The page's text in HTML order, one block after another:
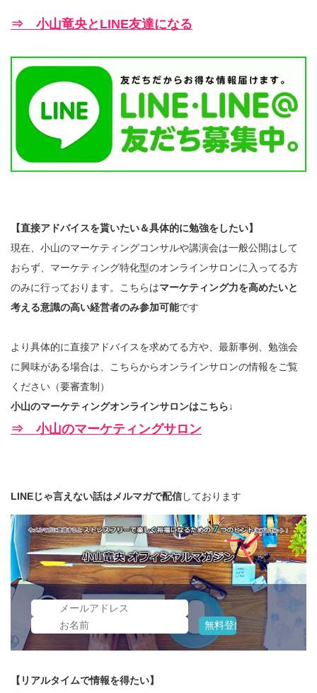
⇒ 小山竜央とLINE友達になる
【直接アドバイスを貰いたい＆具体的に勉強をしたい】
現在、小山のマーケティングコンサルや講演会は一般公開はして
おらず、マーケティング特化型のオンラインサロンに入ってる方
のみに行っております。こちらはマーケティング力を高めたいと
考える意識の高い経営者のみ参加可能です
より具体的に直接アドバイスを求めてる方や、最新事例、勉強会
に興味がある場合は、こちらからオンラインサロンの情報をご覧
ください（要審査制）
小山のマーケティングオンラインサロンはこちら↓
⇒ 小山のマーケティングサロン
LINEじゃ言えない話はメルマガで配信しております
【リアルタイムで情報を得たい】